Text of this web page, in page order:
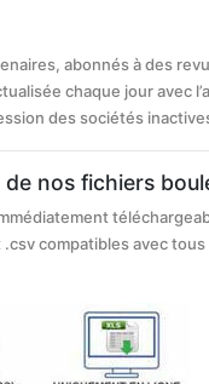
abonnés à des
chaque jour avec
des sociétés
nos fichiers
compatibles avec